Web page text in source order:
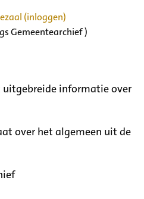
(inloggen)
Gemeentearchief )
uitgebreide informatie over
over het algemeen uit de